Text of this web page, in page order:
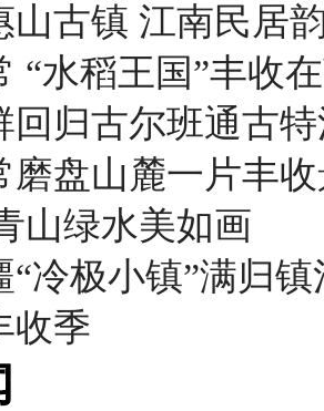
山古镇 江南民居
“水稻王国”丰收
回归古尔班通古
磨盘山麓一片丰
山绿水美如画
“冷极小镇”满归
收季